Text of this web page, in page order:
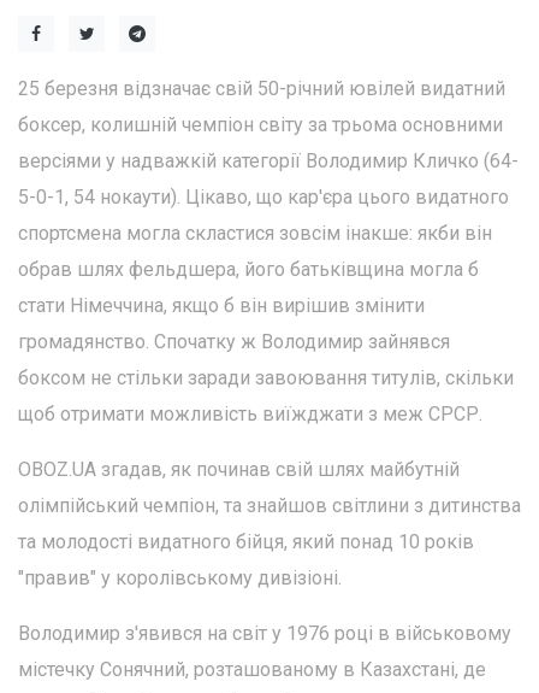
25 березня відзначає свій 50-річний ювілей видатний
боксер, колишній чемпіон світу за трьома основними
версіями у надважкій категорії Володимир Кличко (64-
5-0-1, 54 нокаути). Цікаво, що кар'єра цього видатного
спортсмена могла скластися зовсім інакше: якби він
обрав шлях фельдшера, його батьківщина могла б
стати Німеччина, якщо б він вирішив змінити
громадянство. Спочатку ж Володимир зайнявся
боксом не стільки заради завоювання титулів, скільки
щоб отримати можливість виїжджати з меж СРСР.
OBOZ.UA згадав, як починав свій шлях майбутній
олімпійський чемпіон, та знайшов світлини з дитинства
та молодості видатного бійця, який понад 10 років
"правив" у королівському дивізіоні.
Володимир з'явився на світ у 1976 році в військовому
містечку Сонячний, розташованому в Казахстані, де